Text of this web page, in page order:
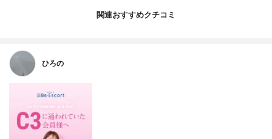
関連おすすめクチコミ
ひろの